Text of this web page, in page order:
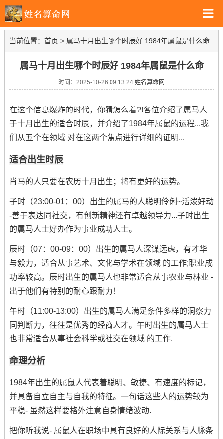
当前位置： 首页 > 属马十月出生哪个时辰好 1984年属鼠是什么命
属马十月出生哪个时辰好 1984年属鼠是什么命
时间：2025-10-26 09:13:24 姓名算命网
在这个信息爆炸的时代，你猜怎么着?!各位介绍了属马人
于十月出生的适合时辰，并介绍了1984年属鼠的运程...我
们从五个在领域 对在这两个焦点进行详细的证明...
适合出生时辰
肖马的人只要在农历十月出生；将有更好的运势。
子时（23:00-01：00）出生的属马的人聪明伶俐~活泼好动
-善于表达同社交，有创新精神还有卓越领导力...子时出生
的属马人士好办作为事业成功人士。
辰时（07：00-09：00）出生的属马人深谋远虑，有才华
与毅力，适合从事艺术、文化与学术在领域 的工作;职业成
功率较高。辰时出生的属马人也非常适合从事农业与林业 -
出于他们有特别的耐心跟耐力！
午时（11:00-13:00）出生的属马人满足条件多样的洞察力
同判断力，往往是优秀的经商人才。午时出生的属马人士
也非常适合从事社会科学或社交在领域 的工作.
命理分析
1984年出生的属鼠人代表着聪明、敏捷、有速度的标记，
并具备自立自主与自我的特征。一句话这些人的运势较为
平稳- 虽然这样要格外注意自身情绪波动.
把你听我说- 属鼠人在职场中具有良好的人际关系与人脉条